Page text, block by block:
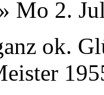
Mo 2.
ok.